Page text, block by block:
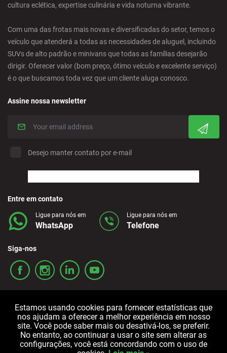
cultura eclética, expertise culinária e vida noturna vibrante.
Com uma das frotas mais novas e diversificadas do setor, temos o
veículo que atenderá a todas as necessidades de aluguel, incluindo
SUVs de alto padrão e minivans que todas as famílias desejarão
dirigir. Oferecer valor (bom preço, ótimo veículo e excelente serviço)
é o que buscamos toda vez que um cliente aluga conosco.
Assine nossa newsletter
Desejo manter contato por e-mail
Entre em contato
Ligue para nós em
WhatsApp
Ligue para nós em
Telefone
Siga-nos
Termos e condições Política de privacidade Política de cookies
Estamos usando cookies para fornecer estatísticas que
nos ajudam a oferecer a melhor experiência em nosso
site. Você pode saber mais ou desativá-los, se preferir.
No entanto, ao continuar a usar o site sem alterar as
configurações, você está concordando com o uso de